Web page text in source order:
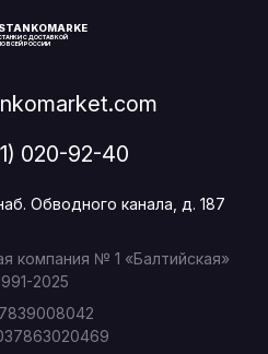
STANKOMARKET
С ДОСТАВКОЙ
ВСЕЙ РОССИИ
020-92-40
Обводного канала, д. 187
компания № 1 «Балтийская»
2025
7839008042